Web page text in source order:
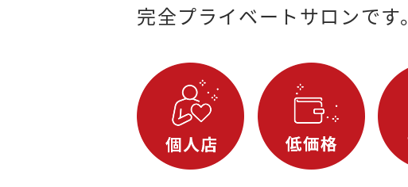
完全プライベートサロンです。